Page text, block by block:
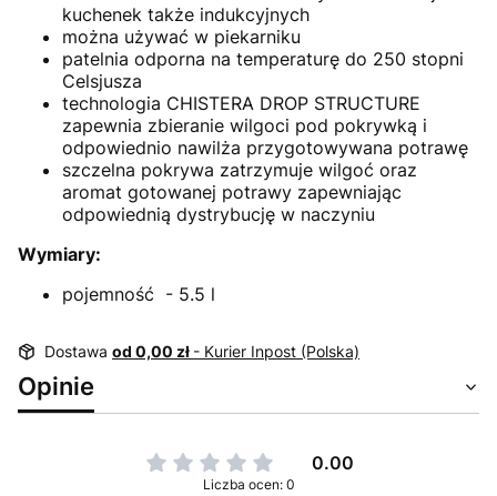
kuchenek także indukcyjnych
można używać w piekarniku
patelnia odporna na temperaturę do 250 stopni
Celsjusza
technologia CHISTERA DROP STRUCTURE
zapewnia zbieranie wilgoci pod pokrywką i
odpowiednio nawilża przygotowywana potrawę
szczelna pokrywa zatrzymuje wilgoć oraz
aromat gotowanej potrawy zapewniając
odpowiednią dystrybucję w naczyniu
Wymiary:
pojemność - 5.5 l
Dostawa od 0,00 zł - Kurier Inpost (Polska)
Opinie
0.00
Liczba ocen: 0